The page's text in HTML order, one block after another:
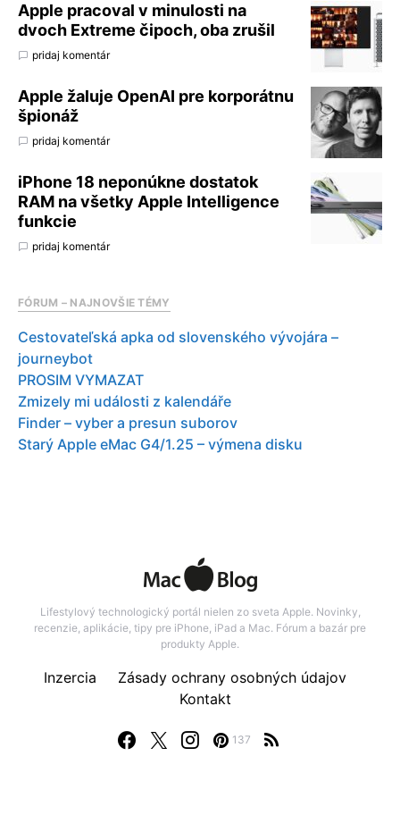
Apple pracoval v minulosti na
dvoch Extreme čipoch, oba zrušil
pridaj komentár
Apple žaluje OpenAI pre korporátnu
špionáž
pridaj komentár
iPhone 18 neponúkne dostatok
RAM na všetky Apple Intelligence
funkcie
pridaj komentár
FÓRUM – NAJNOVŠIE TÉMY
Cestovateľská apka od slovenského vývojára –
journeybot
PROSIM VYMAZAT
Zmizely mi události z kalendáře
Finder – vyber a presun suborov
Starý Apple eMac G4/1.25 – výmena disku
Lifestylový technologický portál nielen zo sveta Apple. Novinky,
recenzie, aplikácie, tipy pre iPhone, iPad a Mac. Fórum a bazár pre
produkty Apple.
137
Inzercia
Zásady ochrany osobných údajov
Kontakt